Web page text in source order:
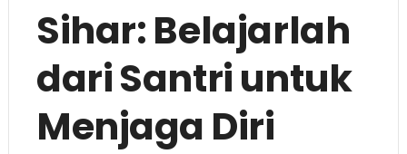
Sihar: Belajarlah
dari Santri untuk
Menjaga Diri